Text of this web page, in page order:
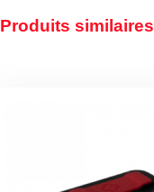
Produits similaires